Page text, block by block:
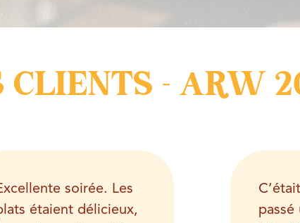
CLIENTS - ARW
soirée. Les
étaient délicieux,
passé